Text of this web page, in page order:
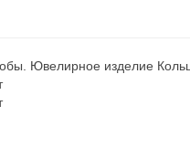
Ювелирное изделие